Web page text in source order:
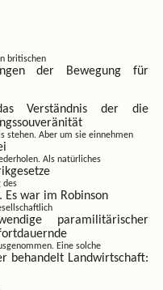
britischen
der Bewegung für
Verständnis der die
stehen. Aber um sie einnehmen
Als natürliches
des
Es war im Robinson
paramilitärischer
Eine solche
behandelt Landwirtschaft: